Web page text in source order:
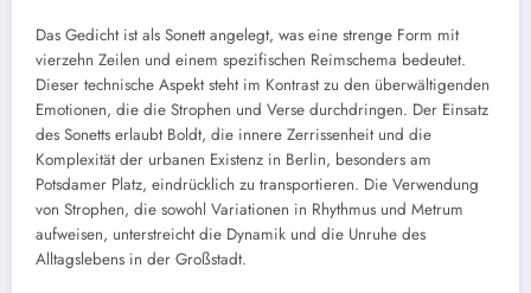
Das Gedicht ist als Sonett angelegt, was eine strenge Form mit
vierzehn Zeilen und einem spezifischen Reimschema bedeutet.
Dieser technische Aspekt steht im Kontrast zu den überwältigenden
Emotionen, die die Strophen und Verse durchdringen. Der Einsatz
des Sonetts erlaubt Boldt, die innere Zerrissenheit und die
Komplexität der urbanen Existenz in Berlin, besonders am
Potsdamer Platz, eindrücklich zu transportieren. Die Verwendung
von Strophen, die sowohl Variationen in Rhythmus und Metrum
aufweisen, unterstreicht die Dynamik und die Unruhe des
Alltagslebens in der Großstadt.